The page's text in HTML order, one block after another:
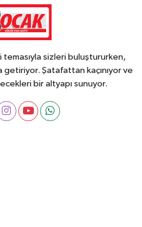
sizleri buluştururken,
Şatafattan kaçınıyor ve
bir altyapı sunuyor.